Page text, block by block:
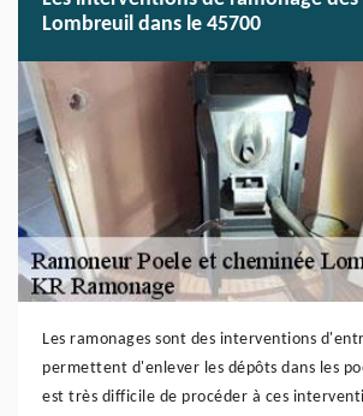
Lombreuil dans le 45700
Les ramonages sont des interventions
permettent d'enlever les dépôts dans les
est très difficile de procéder à ces